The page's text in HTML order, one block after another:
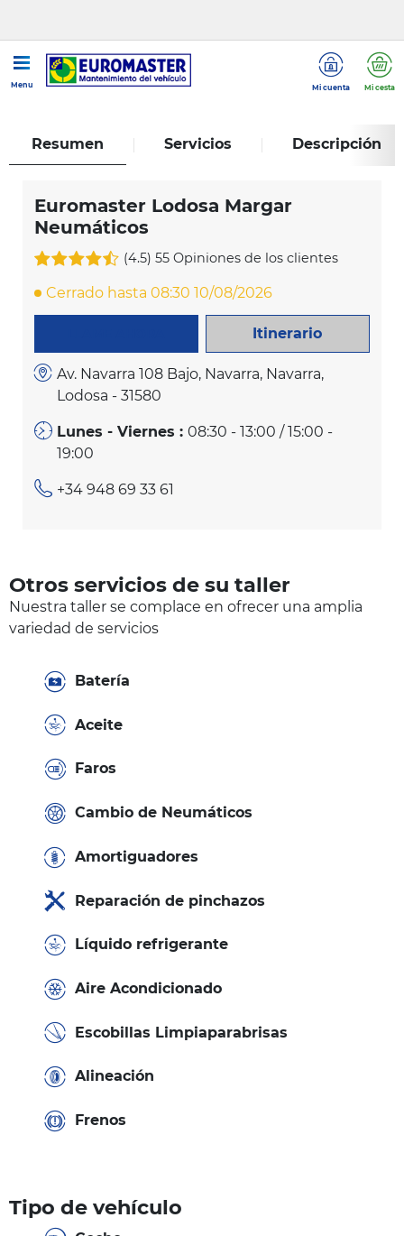
Menu Mi cuenta Mi cesta
Euromaster Lodosa Margar Neumáticos
Resumen Servicios Descripción
Euromaster Lodosa Margar
Neumáticos
(4.5) 55 Opiniones de los clientes
Cerrado hasta 08:30 10/08/2026
Itinerario
Av. Navarra 108 Bajo, Navarra, Navarra,
Lodosa - 31580
Lunes - Viernes :08:30 - 13:00 / 15:00 -
19:00
+34 948 69 33 61
Otros servicios de su taller
Nuestra taller se complace en ofrecer una amplia
variedad de servicios
Batería
Aceite
Faros
Cambio de Neumáticos
Amortiguadores
Reparación de pinchazos
Líquido refrigerante
Aire Acondicionado
Escobillas Limpiaparabrisas
Alineación
Frenos
Tipo de vehículo